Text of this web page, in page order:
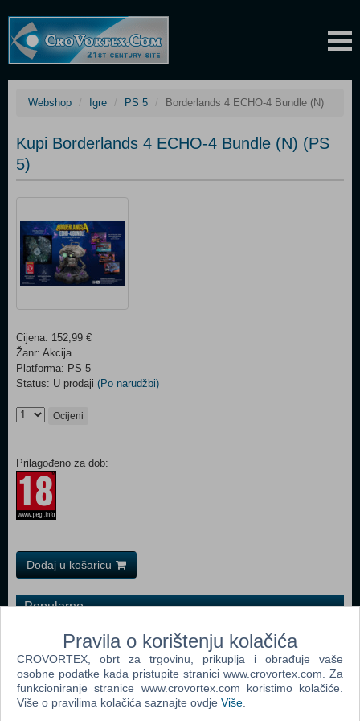
Webshop Igre PS 5 Borderlands 4 ECHO-4 Bundle (N)
Kupi Borderlands 4 ECHO-4 Bundle (N) (PS
5)
Cijena: 152,99 €
Žanr: Akcija
Platforma: PS 5
Status: U prodaji (Po narudžbi)
Ocijeni
Prilagođeno za dob:
Dodaj u košaricu
Popularno
Returnal (PS 5)
Resident Evil Village (N) (PS 5)
The Nioh Collection (N) (PS 5)
Metro Exodus - Complete Edition (N) (PS 5)
Pravila o korištenju kolačića
CROVORTEX, obrt za trgovinu, prikuplja i obrađuje vaše
osobne podatke kada pristupite stranici www.crovortex.com. Za
funkcioniranje stranice www.crovortex.com koristimo kolačiće.
Više o pravilima kolačića saznajte ovdje Više